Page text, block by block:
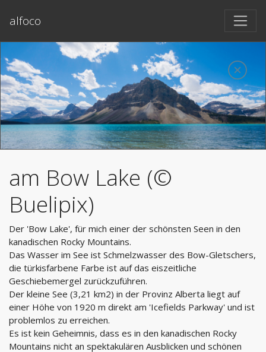
alfoco
am Bow Lake (©
Buelipix)
Der 'Bow Lake', für mich einer der schönsten Seen in den
kanadischen Rocky Mountains.
Das Wasser im See ist Schmelzwasser des Bow-Gletschers,
die türkisfarbene Farbe ist auf das eiszeitliche
Geschiebemergel zurückzuführen.
Der kleine See (3,21 km2) in der Provinz Alberta liegt auf
einer Höhe von 1920 m direkt am 'Icefields Parkway' und ist
problemlos zu erreichen.
Es ist kein Geheimnis, dass es in den kanadischen Rocky
Mountains nicht an spektakulären Ausblicken und schönen